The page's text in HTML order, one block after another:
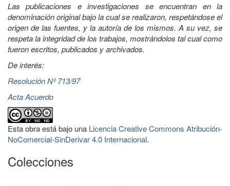
Las publicaciones e investigaciones se encuentran en la
denominación original bajo la cual se realizaron, respetándose el
origen de las fuentes, y la autoría de los mismos. A su vez, se
respeta la integridad de los trabajos, mostrándolos tal cual como
fueron escritos, publicados y archivados.
De interés:
Resolución Nº 713/97
Acta Acuerdo
Esta obra está bajo una Licencia Creative Commons Atribución-
NoComercial-SinDerivar 4.0 Internacional.
Colecciones